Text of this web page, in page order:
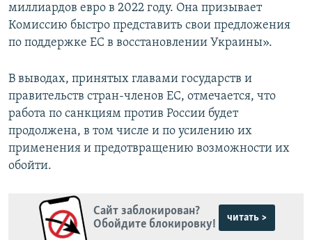
миллиардов евро в 2022 году. Она призывает
Комиссию быстро представить свои предложения
по поддержке ЕС в восстановлении Украины».
В выводах, принятых главами государств и
правительств стран-членов ЕС, отмечается, что
работа по санкциям против России будет
продолжена, в том числе и по усилению их
применения и предотвращению возможности их
обойти.
Сайт заблокирован?
Обойдите блокировку!
читать >